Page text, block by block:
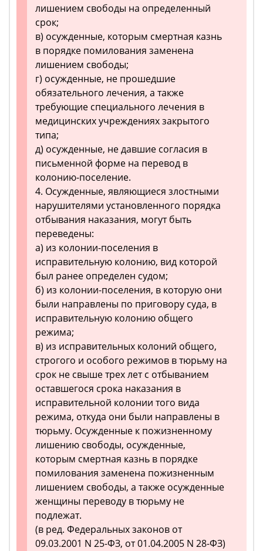
лишением свободы на определенный
срок;
в) осужденные, которым смертная казнь
в порядке помилования заменена
лишением свободы;
г) осужденные, не прошедшие
обязательного лечения, а также
требующие специального лечения в
медицинских учреждениях закрытого
типа;
д) осужденные, не давшие согласия в
письменной форме на перевод в
колонию-поселение.
4. Осужденные, являющиеся злостными
нарушителями установленного порядка
отбывания наказания, могут быть
переведены:
а) из колонии-поселения в
исправительную колонию, вид которой
был ранее определен судом;
б) из колонии-поселения, в которую они
были направлены по приговору суда, в
исправительную колонию общего
режима;
в) из исправительных колоний общего,
строгого и особого режимов в тюрьму на
срок не свыше трех лет с отбыванием
оставшегося срока наказания в
исправительной колонии того вида
режима, откуда они были направлены в
тюрьму. Осужденные к пожизненному
лишению свободы, осужденные,
которым смертная казнь в порядке
помилования заменена пожизненным
лишением свободы, а также осужденные
женщины переводу в тюрьму не
подлежат.
(в ред. Федеральных законов от
09.03.2001 N 25-ФЗ, от 01.04.2005 N 28-ФЗ)